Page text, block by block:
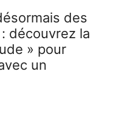
des
découvrez la
» pour
un